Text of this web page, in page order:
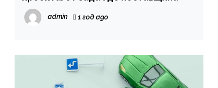
admin 1 год ago